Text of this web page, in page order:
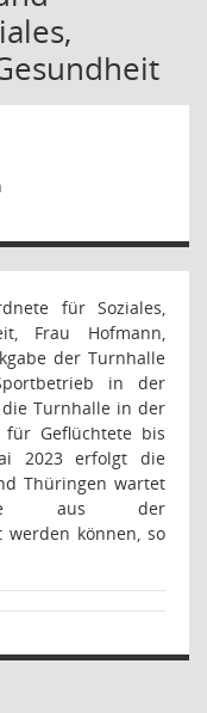
für Soziales,
Frau Hofmann,
der Turnhalle
in der
die Turnhalle in der
Geflüchtete bis
2023 erfolgt die
Thüringen wartet
aus der
werden können, so